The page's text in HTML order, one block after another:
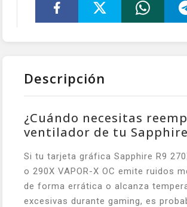
Descripción
¿Cuándo necesitas
ventilador de tu Sapphire
Si tu tarjeta gráfica Sapphire R9
o 290X VAPOR-X OC emite ruidos
de forma errática o alcanza
excesivas durante gaming, es